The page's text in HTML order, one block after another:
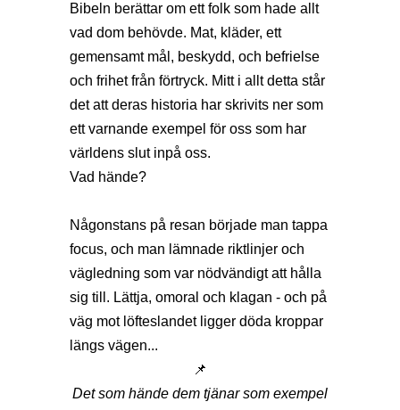
Bibeln berättar om ett folk som hade allt
vad dom behövde. Mat, kläder, ett
gemensamt mål, beskydd, och befrielse
och frihet från förtryck. Mitt i allt detta står
det att deras historia har skrivits ner som
ett varnande exempel för oss som har
världens slut inpå oss.
Vad hände?
Någonstans på resan började man tappa
focus, och man lämnade riktlinjer och
vägledning som var nödvändigt att hålla
sig till. Lättja, omoral och klagan - och på
väg mot löfteslandet ligger döda kroppar
längs vägen...
📌
Det som hände dem tjänar som exempel